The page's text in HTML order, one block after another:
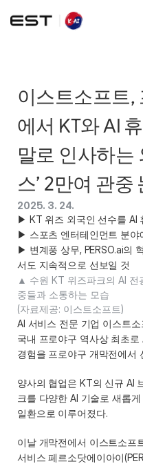
이스트소프트,
에서 KT와 AI
말로 인사하는
스’ 2만여 관
2025. 3. 24.
▶ KT 위즈 외국인 선수를 AI
▶ 스포츠 엔터테인먼트 분야
▶ 변계풍 상무, PERSO.ai의
서도 지속적으로 선보일 것
▲ 수원 KT 위즈파크의 AI 전
중들과 소통하는 모습
(자료제공: 이스트소프트)
AI 서비스 전문 기업 이스트
국내 프로야구 역사상 최초
경험을 프로야구 개막전에서
양사의 협업은 KT의 신규 AI
크를 다양한 AI 기술로 새롭게
일환으로 이루어졌다.
이날 개막전에서 이스트소프
서비스 페르소닷에이아이